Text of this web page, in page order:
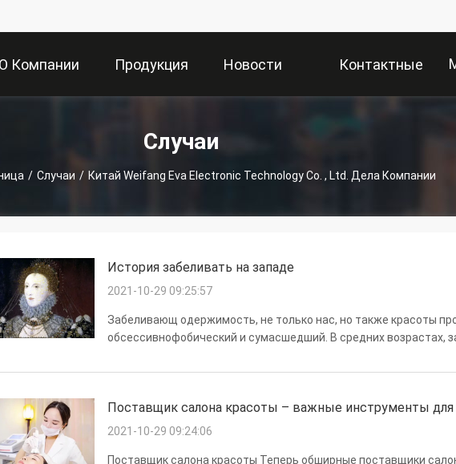
О Компании Продукция Новости Контактные
Случаи
/ Случаи / Китай Weifang Eva Electronic Technology Co. , Ltd. Дела Компании
История забеливать на западе
2021-10-29 09:25:57
Забеливающ одержимость, не только нас, но также красоты
обсессивнофобический и сумасшедший. В средних возрастах,
телах, и они часто показывали л...
Поставщик салона красоты – важные инструменты для
2021-10-29 09:24:06
Поставщик салона красоты Теперь обширные поставщики